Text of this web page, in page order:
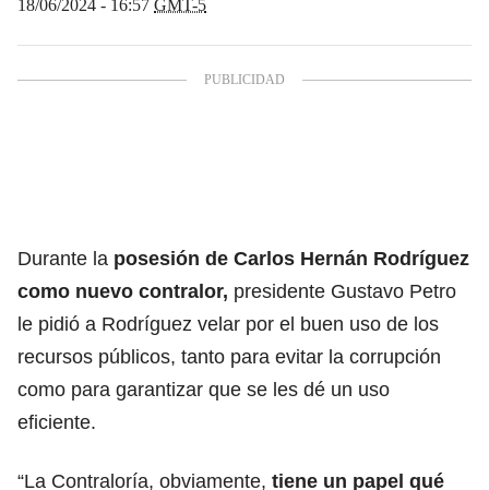
18/06/2024 - 16:57 GMT-5
Durante la posesión de Carlos Hernán Rodríguez
como nuevo contralor, presidente Gustavo Petro
le pidió a Rodríguez velar por el buen uso de los
recursos públicos, tanto para evitar la corrupción
como para garantizar que se les dé un uso
eficiente.
“La Contraloría, obviamente, tiene un papel qué